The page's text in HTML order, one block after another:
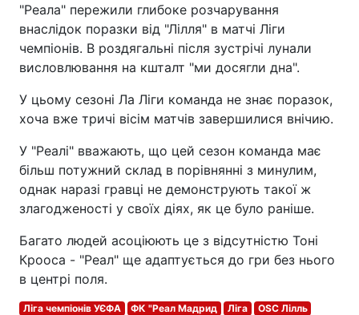
"Реала" пережили глибоке розчарування
внаслідок поразки від "Лілля" в матчі Ліги
чемпіонів. В роздягальні після зустрічі лунали
висловлювання на кшталт "ми досягли дна".
У цьому сезоні Ла Ліги команда не знає поразок,
хоча вже тричі вісім матчів завершилися внічию.
У "Реалі" вважають, що цей сезон команда має
більш потужний склад в порівнянні з минулим,
однак наразі гравці не демонструють такої ж
злагодженості у своїх діях, як це було раніше.
Багато людей асоціюють це з відсутністю Тоні
Крооса - "Реал" ще адаптується до гри без нього
в центрі поля.
Ліга чемпіонів УЄФА ФК "Реал Мадрид Ліга
OSC Лілль